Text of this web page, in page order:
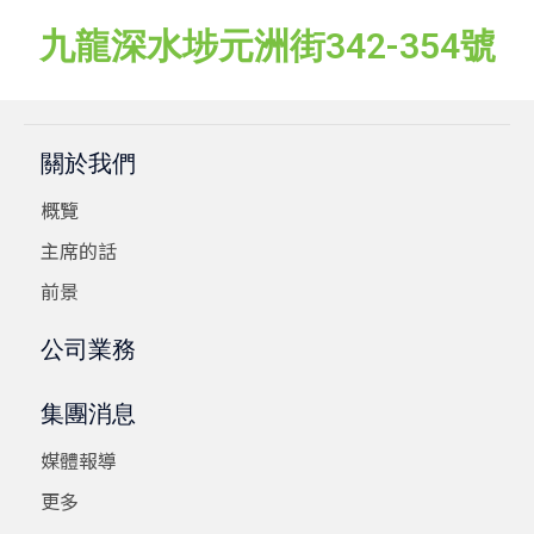
九龍深水埗元洲街342-354號
關於我們
概覽
主席的話
前景
公司業務
集團消息
媒體報導
更多